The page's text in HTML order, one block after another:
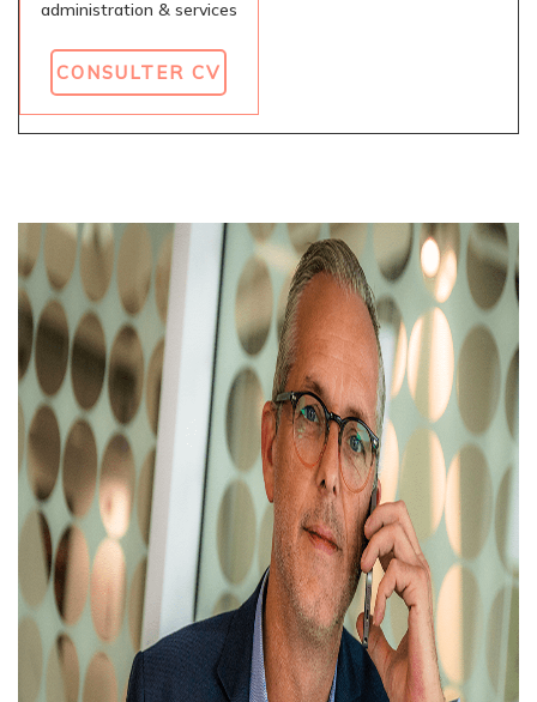
administration & services
CONSULTER CV